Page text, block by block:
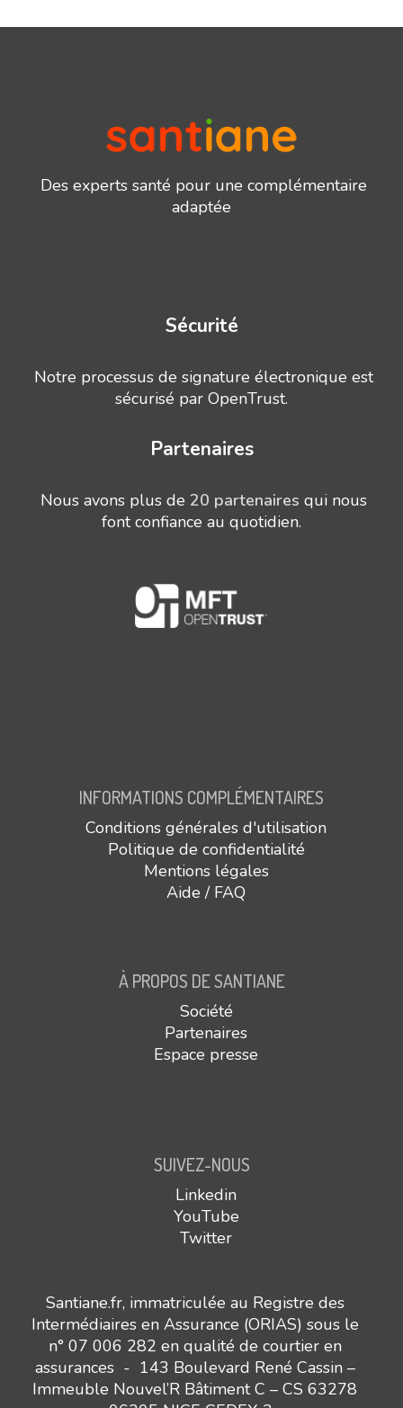
Des experts santé pour une complémentaire
adaptée
Sécurité
Notre processus de signature électronique est
sécurisé par OpenTrust.
Partenaires
Nous avons plus de 20 partenaires qui nous
font confiance au quotidien.
INFORMATIONS COMPLÉMENTAIRES
Conditions générales d'utilisation
Politique de confidentialité
Mentions légales
Aide / FAQ
À PROPOS DE SANTIANE
Société
Partenaires
Espace presse
SUIVEZ-NOUS
Linkedin
YouTube
Twitter
Santiane.fr, immatriculée au Registre des
Intermédiaires en Assurance (ORIAS) sous le
n° 07 006 282 en qualité de courtier en
assurances - 143 Boulevard René Cassin –
Immeuble Nouvel’R Bâtiment C – CS 63278